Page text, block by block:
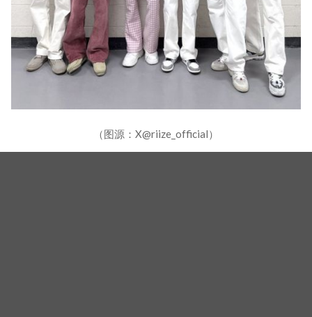
（图源：X@riize_official）